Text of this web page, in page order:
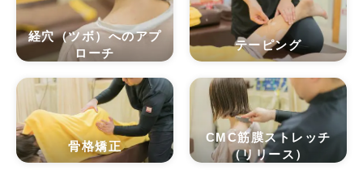
経穴（ツボ）へのアプ
ローチ
テーピング
骨格矯正
CMC筋膜ストレッチ
（リリース）